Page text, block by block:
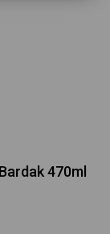
470ml